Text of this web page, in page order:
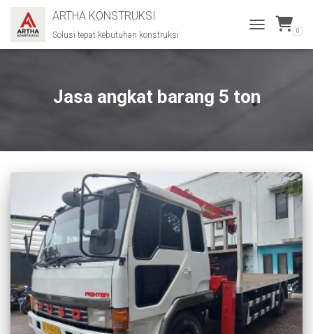
ARTHA KONSTRUKSI
Solusi tepat kebutuhan konstruksi
NAVIGATION
0
Jasa angkat barang 5 ton